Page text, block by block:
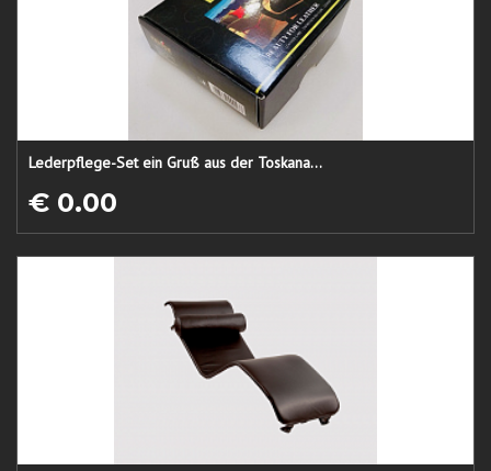
Lederpflege-Set ein Gruß aus der Toskana...
€ 0.00